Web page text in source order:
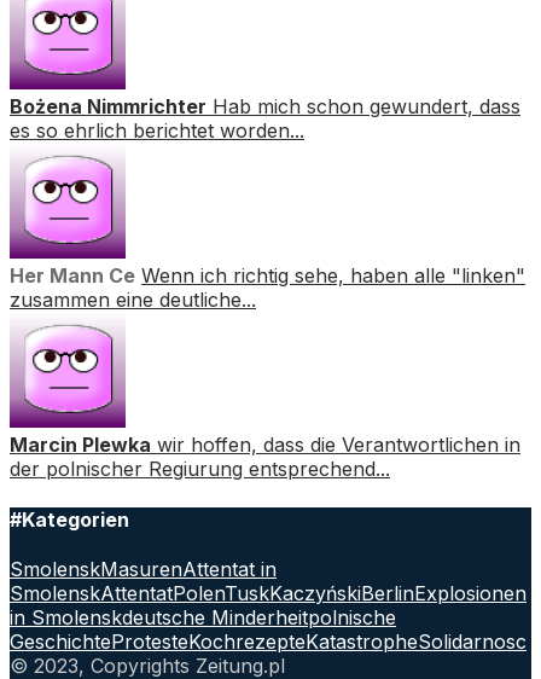
Bożena Nimmrichter Hab mich schon gewundert, dass
es so ehrlich berichtet worden...
Her Mann Ce Wenn ich richtig sehe, haben alle "linken"
zusammen eine deutliche...
Marcin Plewka wir hoffen, dass die Verantwortlichen in
der polnischer Regiurung entsprechend...
#Kategorien
SmolenskMasurenAttentat in
SmolenskAttentatPolenTuskKaczyńskiBerlinExplosionen
in Smolenskdeutsche Minderheitpolnische
GeschichteProtesteKochrezepteKatastropheSolidarnosc
© 2023, Copyrights Zeitung.pl